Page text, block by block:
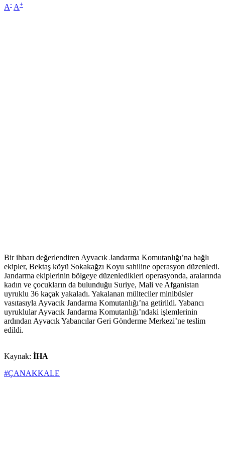
A- A+
Bir ihbarı değerlendiren Ayvacık Jandarma Komutanlığı’na bağlı
ekipler, Bektaş köyü Sokakağzı Koyu sahiline operasyon düzenledi.
Jandarma ekiplerinin bölgeye düzenledikleri operasyonda, aralarında
kadın ve çocukların da bulunduğu Suriye, Mali ve Afganistan
uyruklu 36 kaçak yakaladı. Yakalanan mülteciler minibüsler
vasıtasıyla Ayvacık Jandarma Komutanlığı’na getirildi. Yabancı
uyruklular Ayvacık Jandarma Komutanlığı’ndaki işlemlerinin
ardından Ayvacık Yabancılar Geri Gönderme Merkezi’ne teslim
edildi.
Kaynak: İHA
#ÇANAKKALE